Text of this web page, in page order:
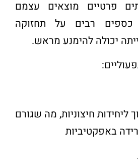
פרטיים מוצאים עצמם
כספים רבים על תחזוקה
יכולה להימנע מראש.
:
ליחידות חיצוניות, מה שגורם
באפקטיביות